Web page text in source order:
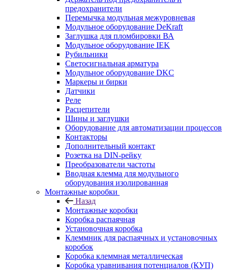
предохранители
Перемычка модульная межуровневая
Модульное оборудование DeKraft
Заглушка для пломбировки ВА
Модульное оборудование IEK
Рубильники
Светосигнальная арматура
Модульное оборудование DKC
Маркеры и бирки
Датчики
Реле
Расцепители
Шины и заглушки
Оборудование для автоматизации процессов
Контакторы
Дополнительный контакт
Розетка на DIN-рейку
Преобразователи частоты
Вводная клемма для модульного
оборудования изолированная
Монтажные коробки
Назад
Монтажные коробки
Коробка распаячная
Установочная коробка
Клеммник для распаячных и установочных
коробок
Коробка клеммная металлическая
Коробка уравнивания потенциалов (КУП)